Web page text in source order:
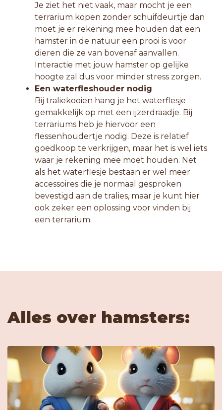
Je ziet het niet vaak, maar mocht je een
terrarium kopen zonder schuifdeurtje dan
moet je er rekening mee houden dat een
hamster in de natuur een prooi is voor
dieren die ze van bovenaf aanvallen.
Interactie met jouw hamster op gelijke
hoogte zal dus voor minder stress zorgen.
Een waterfleshouder nodig
Bij traliekooien hang je het waterflesje
gemakkelijk op met een ijzerdraadje. Bij
terrariums heb je hiervoor een
flessenhoudertje nodig. Deze is relatief
goedkoop te verkrijgen, maar het is wel iets
waar je rekening mee moet houden. Net
als het waterflesje bestaan er wel meer
accessoires die je normaal gesproken
bevestigd aan de tralies, maar je kunt hier
ook zeker een oplossing voor vinden bij
een terrarium.
Alles over hamsters: